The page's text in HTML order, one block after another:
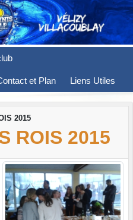
et Plan Liens Utiles
2015
ROIS 2015